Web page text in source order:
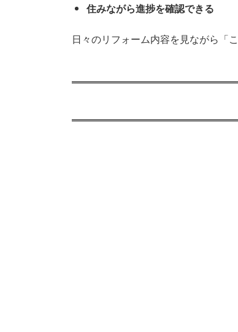
住みながら進捗を確認できる
日々のリフォーム内容を見ながら「